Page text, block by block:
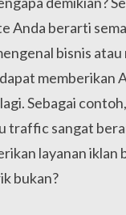
Anda berarti
bisnis atau
memberikan
Sebagai
traffic sangat
layanan iklan
bukan?